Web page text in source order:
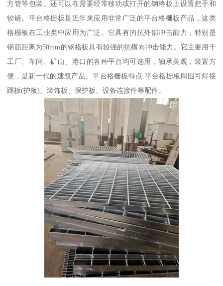
方管等包装。还可以在需要经常移动或打开的钢格板上设置把手和
铰链。平台格栅板是近年来应用非常广泛的平台格栅板产品，这类
格栅板在工业类中应用为广泛。它具有的抗外部冲击能力，特别是
钢筋距离为50mm的钢格板具有较强的抗横向冲击能力。它主要用于
工厂、车间、矿山、港口的各种平台均可选用，轴承美观，装置方
便，是新一代的建筑产品。平台格栅板特点:平台格栅板周围可焊接
踢板(护板)、装饰板、保护板、设备连接件等配件。